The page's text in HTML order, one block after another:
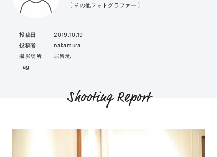
［ その他フォトグラファー ］
投稿日
2019.10.19
投稿者
nakamura
撮影場所
居留地
Tag
Shooting Report